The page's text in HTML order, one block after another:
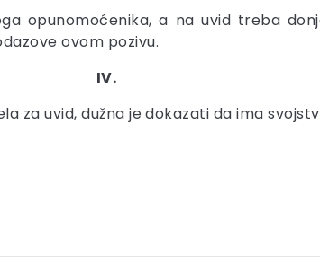
opunomoćenika, a na uvid treba
ovom pozivu.
IV.
za uvid, dužna je dokazati da ima